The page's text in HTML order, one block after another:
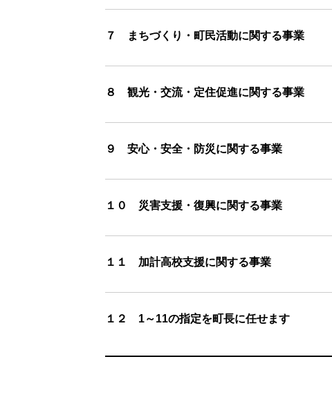
７ まちづくり・町民活動に関する事業
８ 観光・交流・定住促進に関する事業
９ 安心・安全・防災に関する事業
１０ 災害支援・復興に関する事業
１１ 加計高校支援に関する事業
１２ 1～11の指定を町長に任せます